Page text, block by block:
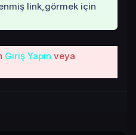
link,görmek için
Giriş Yapın veya